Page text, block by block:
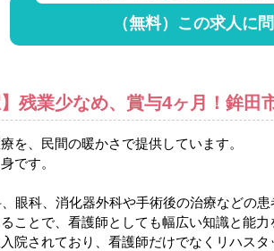
（無料）この求人に
残業少なめ、賞与4ヶ月！鉾田
を、民間の暖かさで提供しています。
です。
眼科、消化器外科や手術後の治療などの患
ことで、看護師としても幅広い知識と能力
院されており、看護師だけでなくリハス